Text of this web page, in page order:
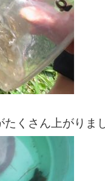
たくさん上がりま